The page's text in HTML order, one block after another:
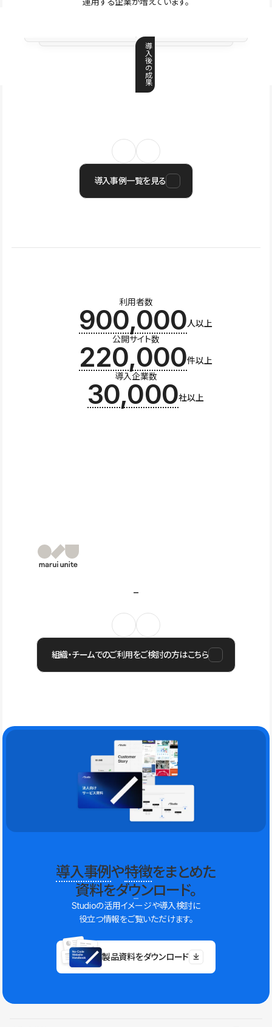
導
入
後
の
成
果
導入事例一覧を見る
利用者数
900,000人以上
公開サイト数
220,000件以上
導入企業数
30,000社以上
組織・チームでのご利用をご検討の方はこちら
導入事例や特徴をまとめた
資料をダウンロード。
Studioの活用イメージや導入検討に
役立つ情報をご覧いただけます。
製品資料をダウンロード